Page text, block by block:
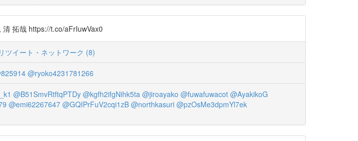
拓哉 https://t.co/aFrIuwVax0
リツイート・ネットワーク (8)
@ryoko4231781266
@B51SmvRtftqPTDy @kgfh2ifgNihk5ta @jiroayako @fuwafuwacot @AyakikoG
@emi62267647 @GQIPrFuV2cqi1zB @northkasuri @pzOsMe3dpmYl7ek